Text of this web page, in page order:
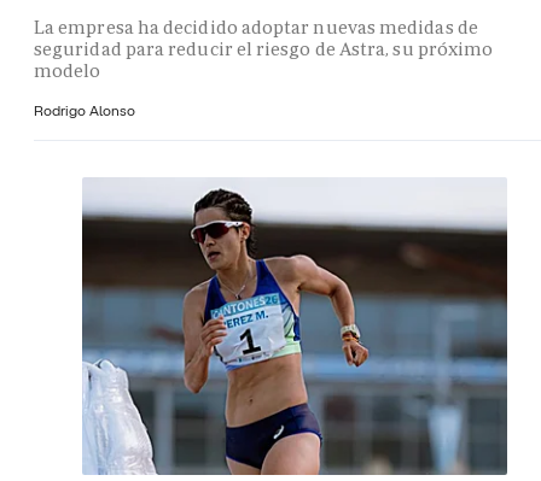
La empresa ha decidido adoptar nuevas medidas de
seguridad para reducir el riesgo de Astra, su próximo
modelo
Rodrigo Alonso